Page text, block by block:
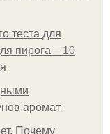
теста для
пирога – 10
аромат
Почему